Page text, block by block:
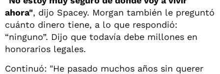
ahora", dijo Spacey. Morgan también le preguntó
cuánto dinero tiene, a lo que respondió:
“ninguno”. Dijo que todavía debe millones en
honorarios legales.
Continuó: "He pasado muchos años sin querer